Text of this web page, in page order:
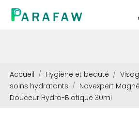
Accueil Hygiène et beauté
soins hydratants
Novexpert
Douceur Hydro-Biotique 30ml